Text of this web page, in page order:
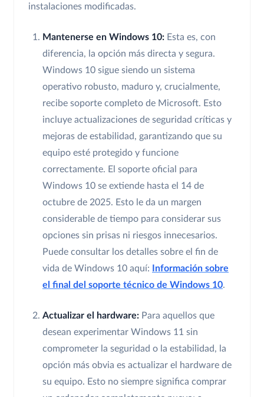
instalaciones modificadas.
Mantenerse en Windows 10: Esta es, con
diferencia, la opción más directa y segura.
Windows 10 sigue siendo un sistema
operativo robusto, maduro y, crucialmente,
recibe soporte completo de Microsoft. Esto
incluye actualizaciones de seguridad críticas y
mejoras de estabilidad, garantizando que su
equipo esté protegido y funcione
correctamente. El soporte oficial para
Windows 10 se extiende hasta el 14 de
octubre de 2025. Esto le da un margen
considerable de tiempo para considerar sus
opciones sin prisas ni riesgos innecesarios.
Puede consultar los detalles sobre el fin de
vida de Windows 10 aquí:
Información sobre
el final del soporte técnico de Windows 10.
Actualizar el hardware: Para aquellos que
desean experimentar Windows 11 sin
comprometer la seguridad o la estabilidad, la
opción más obvia es actualizar el hardware de
su equipo. Esto no siempre significa comprar